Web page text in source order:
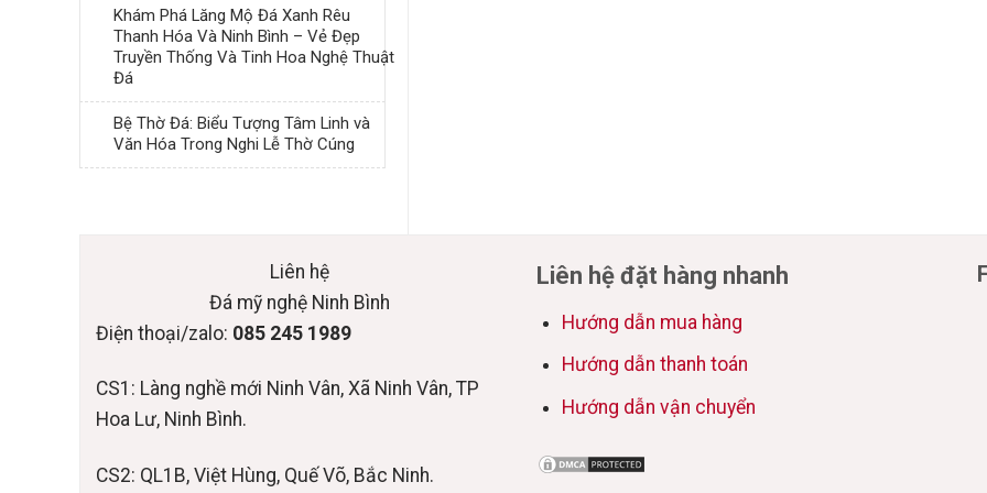
Khám Phá Lăng Mộ Đá Xanh Rêu
Thanh Hóa Và Ninh Bình – Vẻ Đẹp
Truyền Thống Và Tinh Hoa Nghệ Thuật
Đá
Bệ Thờ Đá: Biểu Tượng Tâm Linh và
Văn Hóa Trong Nghi Lễ Thờ Cúng
Liên hệ
Đá mỹ nghệ Ninh Bình
Điện thoại/zalo: 085 245 1989
CS1: Làng nghề mới Ninh Vân, Xã Ninh Vân, TP
Hoa Lư, Ninh Bình.
CS2: QL1B, Việt Hùng, Quế Võ, Bắc Ninh.
Liên hệ đặt hàng nhanh
Hướng dẫn mua hàng
Hướng dẫn thanh toán
Hướng dẫn vận chuyển